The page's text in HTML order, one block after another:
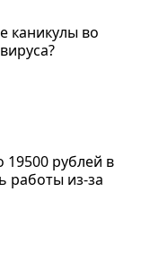
каникулы во
19500 рублей в
работы из-за